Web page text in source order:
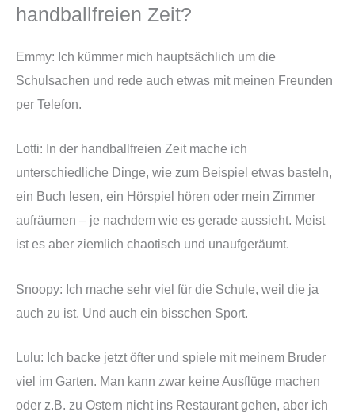
handballfreien Zeit?
Emmy: Ich kümmer mich hauptsächlich um die
Schulsachen und rede auch etwas mit meinen Freunden
per Telefon.
Lotti: In der handballfreien Zeit mache ich
unterschiedliche Dinge, wie zum Beispiel etwas basteln,
ein Buch lesen, ein Hörspiel hören oder mein Zimmer
aufräumen – je nachdem wie es gerade aussieht. Meist
ist es aber ziemlich chaotisch und unaufgeräumt.
Snoopy: Ich mache sehr viel für die Schule, weil die ja
auch zu ist. Und auch ein bisschen Sport.
Lulu: Ich backe jetzt öfter und spiele mit meinem Bruder
viel im Garten. Man kann zwar keine Ausflüge machen
oder z.B. zu Ostern nicht ins Restaurant gehen, aber ich